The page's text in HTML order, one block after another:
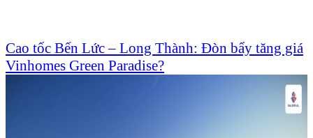
Cao tốc Bến Lức – Long Thành: Đòn bẩy tăng giá
Vinhomes Green Paradise?